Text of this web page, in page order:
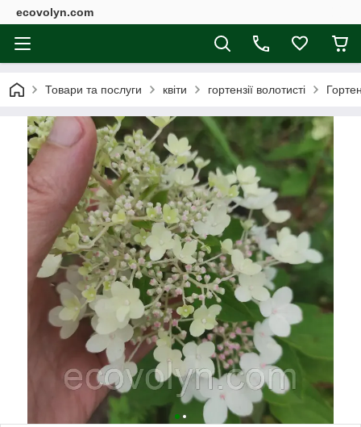
ecovolyn.com
Товари та послуги квіти гортензії волотисті